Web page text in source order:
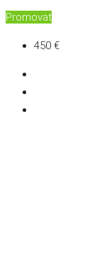
Promovat
450 €